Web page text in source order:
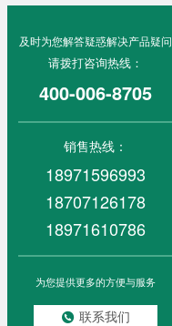
及时为您解答疑惑解决产品疑问
请拨打咨询热线：
400-006-8705
销售热线：
18971596993
18707126178
18971610786
为您提供更多的方便与服务
联系我们